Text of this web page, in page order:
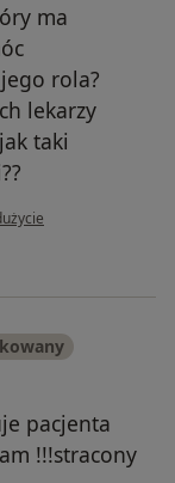
ma
rola?
lekarzy
taki
Krzysztof
pacjenta
!!!stracony